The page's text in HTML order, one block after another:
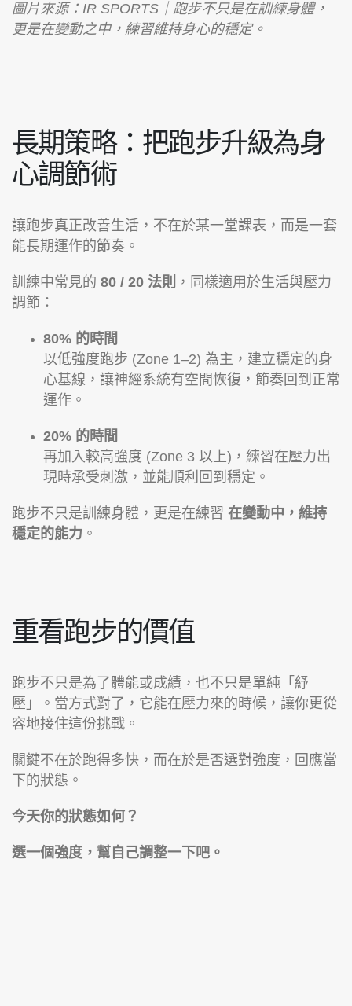
圖片來源：IR SPORTS｜跑步不只是在訓練身體，
更是在變動之中，練習維持身心的穩定。
長期策略：把跑步升級為身
心調節術
讓跑步真正改善生活，不在於某一堂課表，而是一套
能長期運作的節奏。
訓練中常見的 80 / 20 法則 ，同樣適用於生活與壓力
調節：
80% 的時間
以低強度跑步 (Zone 1–2) 為主，建立穩定的身
心基線，讓神經系統有空間恢復，節奏回到正常
運作。
20% 的時間
再加入較高強度 (Zone 3 以上)，練習在壓力出
現時承受刺激，並能順利回到穩定。
跑步不只是訓練身體，更是在練習 在變動中，維持
穩定的能力 。
重看跑步的價值
跑步不只是為了體能或成績，也不只是單純「紓
壓」。當方式對了，它能在壓力來的時候，讓你更從
容地接住這份挑戰。
關鍵不在於跑得多快，而在於是否選對強度，回應當
下的狀態。
今天你的狀態如何？
選一個強度，幫自己調整一下吧。